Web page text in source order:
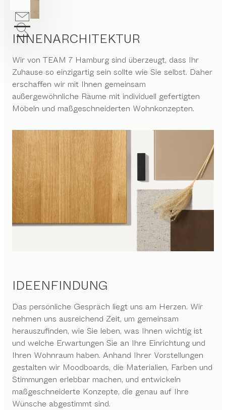
INNENARCHITEKTUR
Wir von TEAM 7 Hamburg sind überzeugt, dass Ihr
Zuhause so einzigartig sein sollte wie Sie selbst. Daher
erschaffen wir mit Ihnen gemeinsam
außergewöhnliche Räume mit individuell gefertigten
Möbeln und maßgeschneiderten Wohnkonzepten.
IDEENFINDUNG
Das persönliche Gespräch liegt uns am Herzen. Wir
nehmen uns ausreichend Zeit, um gemeinsam
herauszufinden, wie Sie leben, was Ihnen wichtig ist
und welche Erwartungen Sie an Ihre Einrichtung und
Ihren Wohnraum haben. Anhand Ihrer Vorstellungen
gestalten wir Moodboards, die Materialien, Farben und
Stimmungen erlebbar machen, und entwickeln
maßgeschneiderte Konzepte, die genau auf Ihre
Wünsche abgestimmt sind.